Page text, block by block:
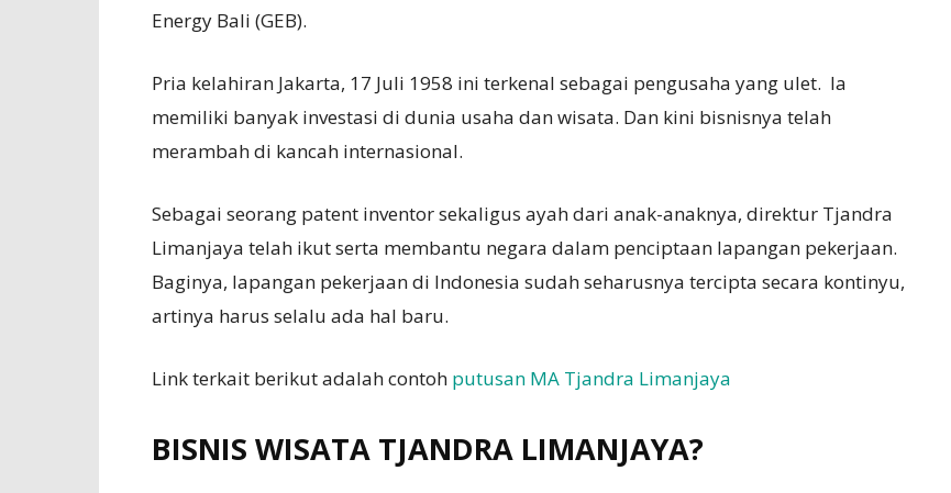
Energy Bali (GEB).
Pria kelahiran Jakarta, 17 Juli 1958 ini terkenal sebagai pengusaha yang ulet. Ia
memiliki banyak investasi di dunia usaha dan wisata. Dan kini bisnisnya telah
merambah di kancah internasional.
Sebagai seorang patent inventor sekaligus ayah dari anak-anaknya, direktur Tjandra
Limanjaya telah ikut serta membantu negara dalam penciptaan lapangan pekerjaan.
Baginya, lapangan pekerjaan di Indonesia sudah seharusnya tercipta secara kontinyu,
artinya harus selalu ada hal baru.
Link terkait berikut adalah contoh putusan MA Tjandra Limanjaya
BISNIS WISATA TJANDRA LIMANJAYA?